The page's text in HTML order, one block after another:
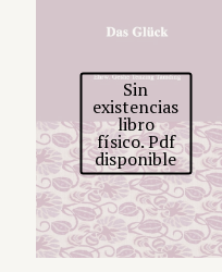
Sin
existencias
libro
físico. Pdf
disponible